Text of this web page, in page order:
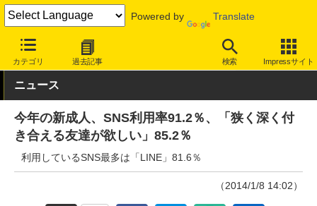
Powered by Translate
カテゴリ 過去記事 検索 Impressサイト
INTERNET Watch トピック 調査
ニュース
今年の新成人、SNS利用率91.2％、「狭く深く付
き合える友達が欲しい」85.2％
利用しているSNS最多は「LINE」81.6％
（2014/1/8 14:02）